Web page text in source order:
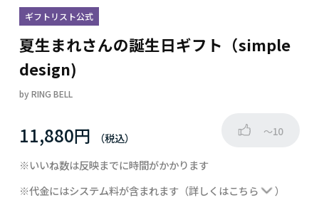
ギフトリスト公式
夏生まれさんの誕生日ギフト（simple
design)
byRING BELL
11,880円 ～10
※いいね数は反映までに時間がかかります
※代金にはシステム料が含まれます（詳しくはこちら ）